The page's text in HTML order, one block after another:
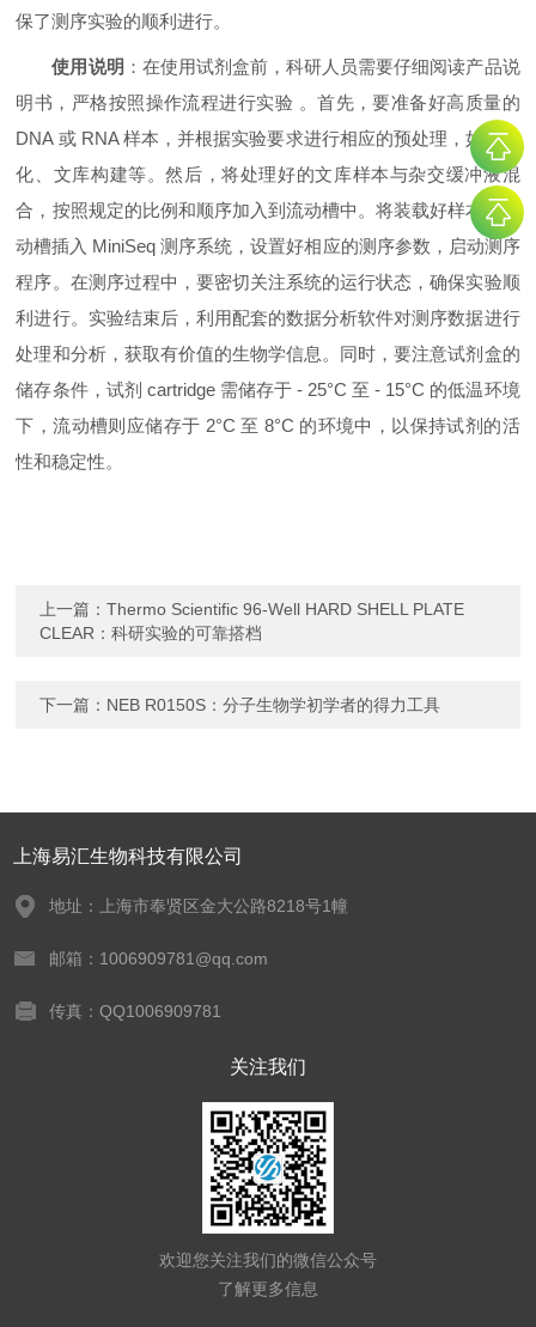
保了测序实验的顺利进行。
使用说明 ：在使用试剂盒前，科研人员需要仔细阅读产品说
明书，严格按照操作流程进行实验 。首先，要准备好高质量的
DNA 或 RNA 样本，并根据实验要求进行相应的预处理，如片段
化、文库构建等。然后，将处理好的文库样本与杂交缓冲液混
合，按照规定的比例和顺序加入到流动槽中。将装载好样本的流
动槽插入 MiniSeq 测序系统，设置好相应的测序参数，启动测序
程序。在测序过程中，要密切关注系统的运行状态，确保实验顺
利进行。实验结束后，利用配套的数据分析软件对测序数据进行
处理和分析，获取有价值的生物学信息。同时，要注意试剂盒的
储存条件，试剂 cartridge 需储存于 - 25°C 至 - 15°C 的低温环境
下，流动槽则应储存于 2°C 至 8°C 的环境中，以保持试剂的活
性和稳定性。
上一篇：Thermo Scientific 96-Well HARD SHELL PLATE
CLEAR：科研实验的可靠搭档
下一篇： NEB R0150S：分子生物学初学者的得力工具
上海易汇生物科技有限公司
地址：上海市奉贤区金大公路8218号1幢
邮箱：1006909781@qq.com
传真：QQ1006909781
关注我们
欢迎您关注我们的微信公众号
了解更多信息